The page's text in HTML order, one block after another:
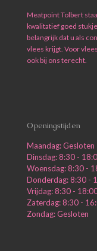
Meatpoint Tolbert
kwalitatief goed
belangrijk dat u als
vlees krijgt. Voor
ook bij ons terecht.
Openingstijden
Maandag: Gesloten
Dinsdag: 8:30 -
Woensdag: 8:30 -
Donderdag: 8:30 -
Vrijdag: 8:30 -
Zaterdag: 8:30 -
Zondag: Gesloten